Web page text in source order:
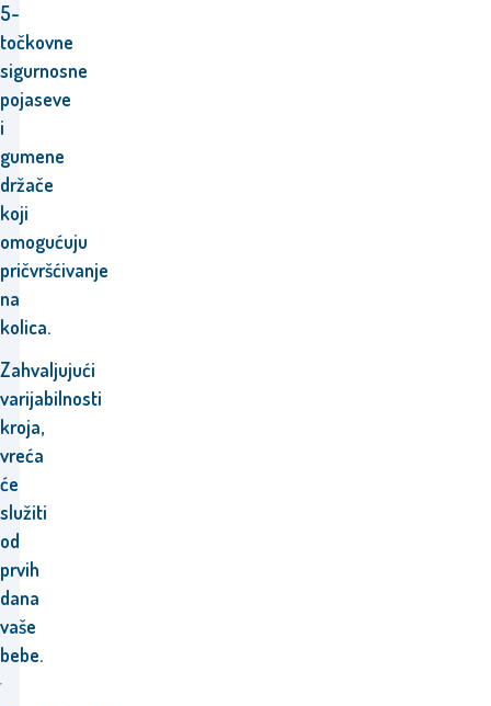
5-
točkovne
sigurnosne
pojaseve
i
gumene
držače
koji
omogućuju
pričvršćivanje
na
kolica.
Zahvaljujući
varijabilnosti
kroja,
vreća
će
služiti
od
prvih
dana
vaše
bebe.